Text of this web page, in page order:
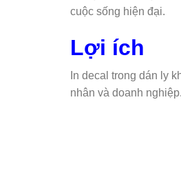
cuộc sống hiện đại.
Lợi ích
In decal trong dán ly
nhân và doanh